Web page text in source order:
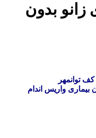
زانو بدون
توانمهر
واریس اندام